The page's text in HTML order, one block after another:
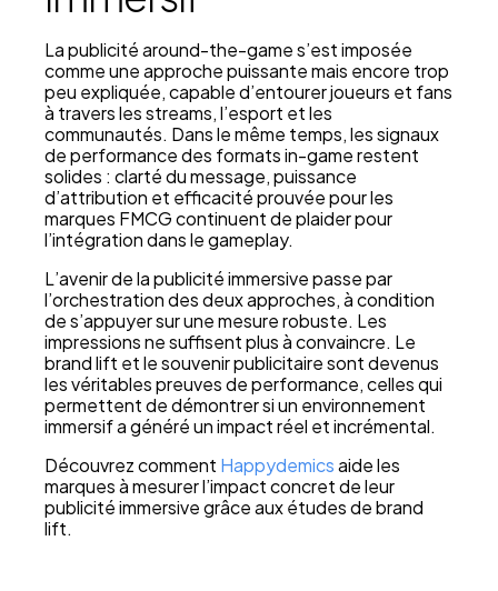
La publicité around-the-game s’est imposée
comme une approche puissante mais encore trop
peu expliquée, capable d’entourer joueurs et fans
à travers les streams, l’esport et les
communautés. Dans le même temps, les signaux
de performance des formats in-game restent
solides : clarté du message, puissance
d’attribution et efficacité prouvée pour les
marques FMCG continuent de plaider pour
l’intégration dans le gameplay.
L’avenir de la publicité immersive passe par
l’orchestration des deux approches, à condition
de s’appuyer sur une mesure robuste. Les
impressions ne suffisent plus à convaincre. Le
brand lift et le souvenir publicitaire sont devenus
les véritables preuves de performance, celles qui
permettent de démontrer si un environnement
immersif a généré un impact réel et incrémental.
Découvrez comment Happydemicsaide les
marques à mesurer l’impact concret de leur
publicité immersive grâce aux études de brand
lift.